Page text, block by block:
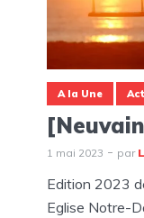
A la Une
1 mai 2023 par
Edition 2023
Eglise Notre-